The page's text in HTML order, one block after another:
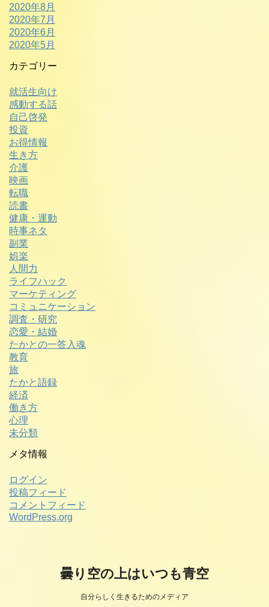
2020年8月
2020年7月
2020年6月
2020年5月
カテゴリー
就活生向け
感動する話
自己啓発
投資
お得情報
生き方
介護
映画
転職
読書
健康・運動
時事ネタ
副業
娯楽
人間力
ライフハック
マーケティング
コミュニケーション
調査・研究
恋愛・結婚
たかとの一答入魂
教育
旅
たかと語録
経済
働き方
心理
未分類
メタ情報
ログイン
投稿フィード
コメントフィード
WordPress.org
曇り空の上はいつも青空
自分らしく生きるためのメディア